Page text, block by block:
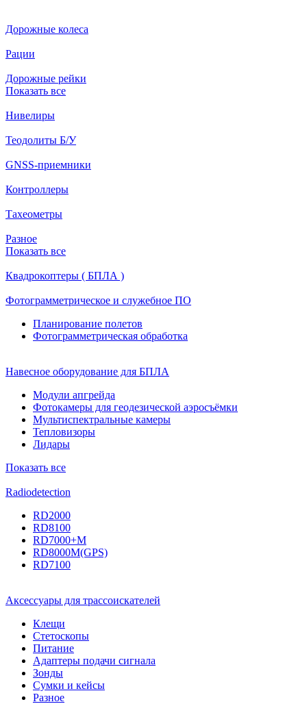
Дорожные колеса
Рации
Дорожные рейки
Показать все
Нивелиры
Теодолиты Б/У
GNSS-приемники
Контроллеры
Тахеометры
Разное
Показать все
Квадрокоптеры ( БПЛА )
Фотограмметрическое и служебное ПО
Планирование полетов
Фотограмметрическая обработка
Навесное оборудование для БПЛА
Модули апгрейда
Фотокамеры для геодезической аэросъёмки
Мультиспектральные камеры
Тепловизоры
Лидары
Показать все
Radiodetection
RD2000
RD8100
RD7000+M
RD8000M(GPS)
RD7100
Аксессуары для трассоискателей
Клещи
Стетоскопы
Питание
Адаптеры подачи сигнала
Зонды
Сумки и кейсы
Разное